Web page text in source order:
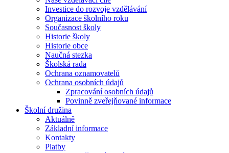
Investice do rozvoje vzdělávání
Organizace školního roku
Současnost školy
Historie školy
Historie obce
Naučná stezka
Školská rada
Ochrana oznamovatelů
Ochrana osobních údajů
Zpracování osobních údajů
Povinně zveřejňované informace
Školní družina
Aktuálně
Základní informace
Kontakty
Platby